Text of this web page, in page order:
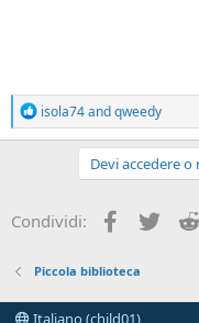
R
e
a
o
n
:
isola74andqweedy
Devi accedere
Condividi: Facebook
Piccola biblioteca
Italiano (child01)